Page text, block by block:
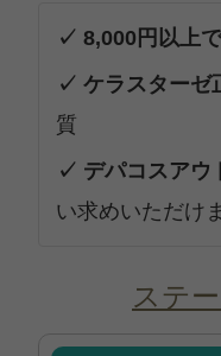
✓ 8,000円以上
✓ ケラスターゼ
質
✓ デパコスアウ
い求めいただけ
ステ